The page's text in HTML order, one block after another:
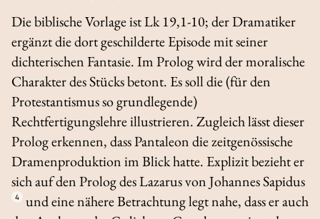
Die biblische Vorlage ist Lk 19,1-10; der Dramatiker
ergänzt die dort geschilderte Episode mit seiner
dichterischen Fantasie. Im Prolog wird der moralische
Charakter des Stücks betont. Es soll die (für den
Protestantismus so grundlegende)
Rechtfertigungslehre illustrieren. Zugleich lässt dieser
Prolog erkennen, dass Pantaleon die zeitgenössische
Dramenproduktion im Blick hatte. Explizit bezieht er
sich auf den Prolog desLazarusvon Johannes Sapidus
4
und eine nähere Betrachtung legt nahe, dass er auch